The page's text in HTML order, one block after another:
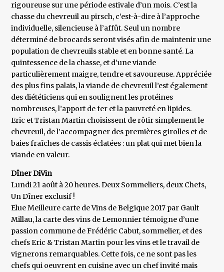
rigoureuse sur une période estivale d’un mois. C’est la
chasse du chevreuil au pirsch, c’est-à-dire à l’approche
individuelle, silencieuse à l’affût. Seul un nombre
déterminé de brocards seront visés afin de maintenir une
population de chevreuils stable et en bonne santé. La
quintessence de la chasse, et d’une viande
particulièrement maigre, tendre et savoureuse. Appréciée
des plus fins palais, la viande de chevreuil l’est également
des diététiciens qui en soulignent les protéines
nombreuses, l’apport de fer et la pauvreté en lipides.
Eric et Tristan Martin choisissent de rôtir simplement le
chevreuil, de l’accompagner des premières girolles et de
baies fraîches de cassis éclatées : un plat qui met bien la
viande en valeur.
Dîner DiVin
Lundi 21 août à 20 heures. Deux Sommeliers, deux Chefs,
Un Dîner exclusif !
Elue Meilleure carte de Vins de Belgique 2017 par Gault
Millau, la carte des vins de Lemonnier témoigne d’une
passion commune de Frédéric Cabut, sommelier, et des
chefs Eric & Tristan Martin pour les vins et le travail de
vignerons remarquables. Cette fois, ce ne sont pas les
chefs qui oeuvrent en cuisine avec un chef invité mais